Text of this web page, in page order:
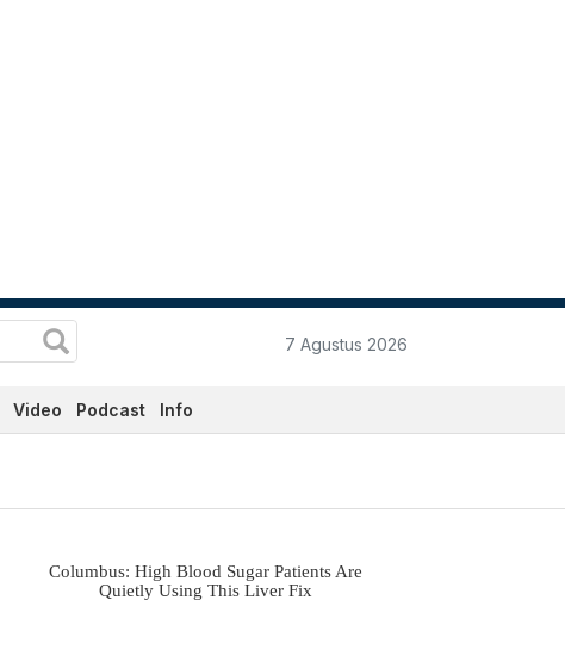
7 Agustus 2026
Video Podcast Info